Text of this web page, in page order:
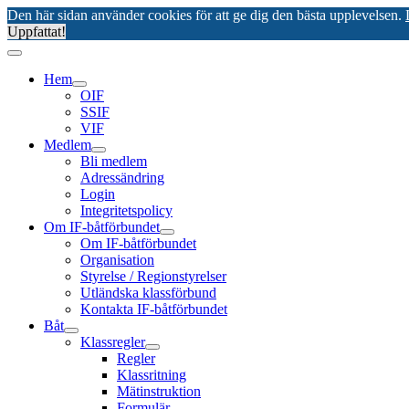
Den här sidan använder cookies för att ge dig den bästa upplevelsen.
Uppfattat!
Hem
OIF
SSIF
VIF
Medlem
Bli medlem
Adressändring
Login
Integritetspolicy
Om IF-båtförbundet
Om IF-båtförbundet
Organisation
Styrelse / Regionstyrelser
Utländska klassförbund
Kontakta IF-båtförbundet
Båt
Klassregler
Regler
Klassritning
Mätinstruktion